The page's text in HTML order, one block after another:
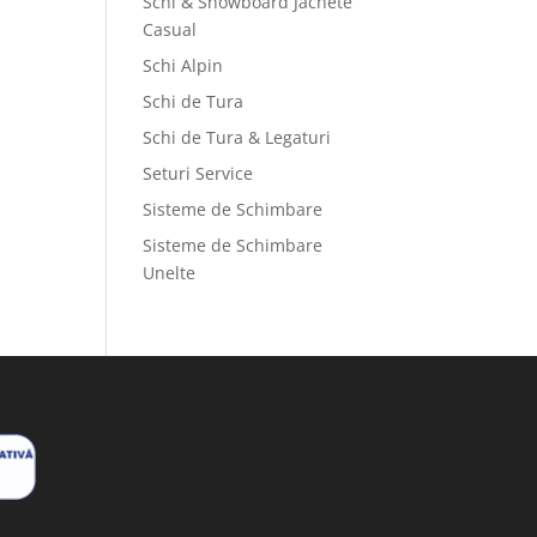
Casual
Schi Alpin
Schi de Tura
Schi de Tura & Legaturi
Seturi Service
Sisteme de Schimbare
Sisteme de Schimbare
Unelte